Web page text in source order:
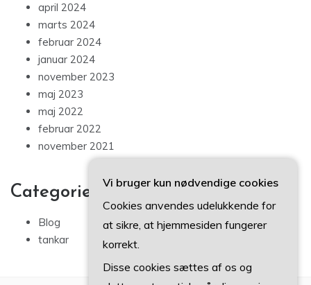
april 2024
marts 2024
februar 2024
januar 2024
november 2023
maj 2023
maj 2022
februar 2022
november 2021
Categories
Blog
tankar
Vi bruger kun nødvendige cookies
Cookies anvendes udelukkende for
at sikre, at hjemmesiden fungerer
korrekt.
Disse cookies sættes af os og